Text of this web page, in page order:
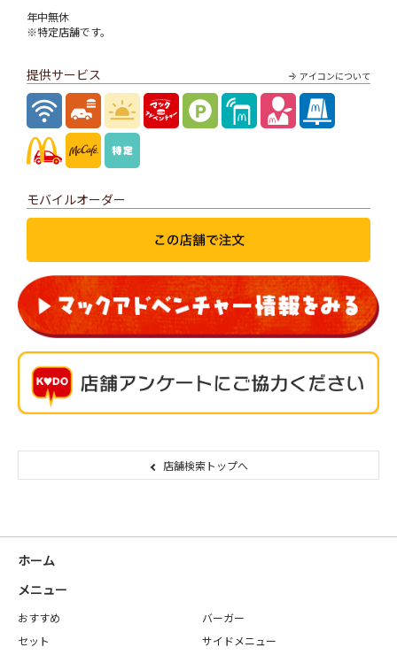
年中無休
※特定店舗です。
アイコンについて
提供サービス
モバイルオーダー
店舗検索トップへ
ホーム
メニュー
おすすめ
バーガー
セット
サイドメニュー